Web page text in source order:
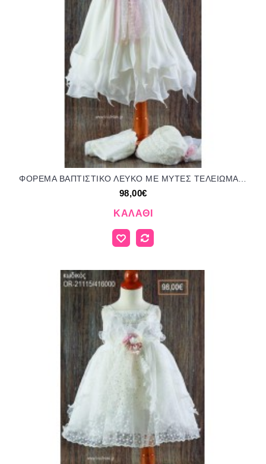
ΦΟΡΕΜΑ ΒΑΠΤΙΣΤΙΚΟ ΛΕΥΚΟ ΜΕ ΜΥΤΕΣ ΤΕΛΕΙΩΜΑ ΚΑΙ ΥΦΑΣΜΑΤΙΝΑ ΛΟΥΛΟΥΔΙΑ ΣΤΟ ΛΑΙΜΟ OR-15119/416000 98.00€!!!
98,00€
ΚΑΛΆΘΙ